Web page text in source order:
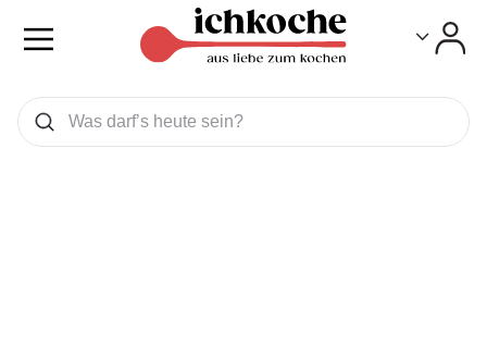
Was wollen Sie suchen
Suchen